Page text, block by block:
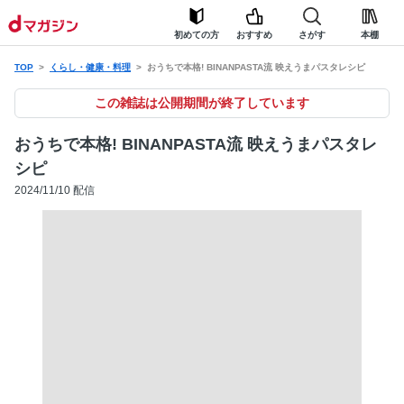
初めての方 おすすめ さがす 本棚
TOP くらし・健康・料理 おうちで本格! BINANPASTA流 映えうまパスタレシピ
この雑誌は公開期間が終了しています
おうちで本格! BINANPASTA流 映えうまパスタレ
シピ
2024/11/10 配信